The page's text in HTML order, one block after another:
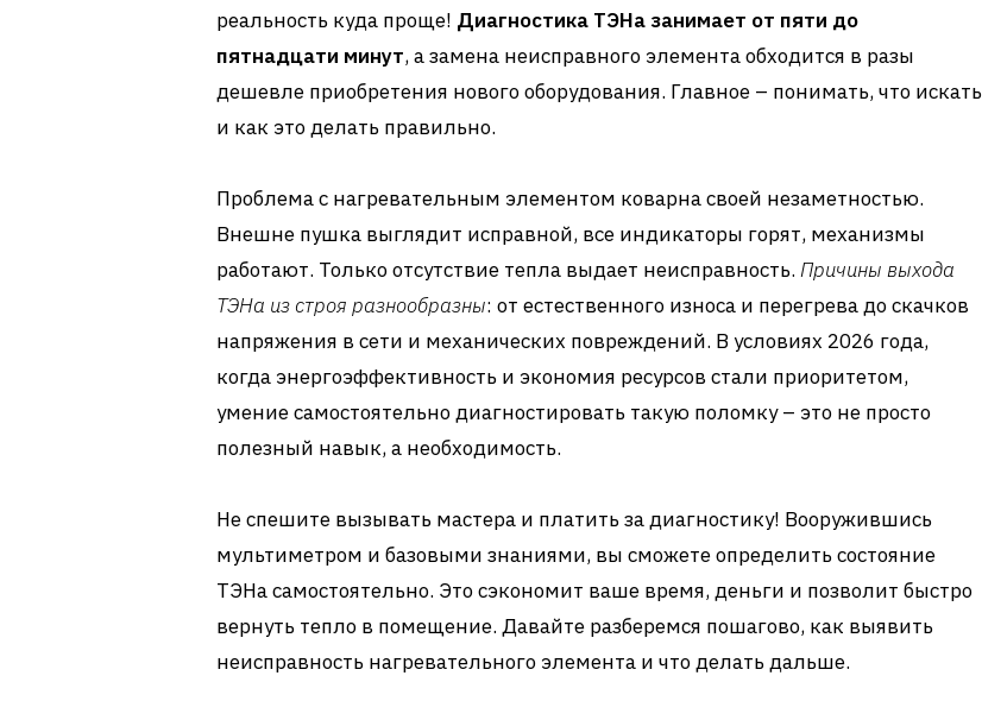
реальность куда проще! Диагностика ТЭНа занимает от пяти до
пятнадцати минут, а замена неисправного элемента обходится в разы
дешевле приобретения нового оборудования. Главное – понимать, что искать
и как это делать правильно.
Проблема с нагревательным элементом коварна своей незаметностью.
Внешне пушка выглядит исправной, все индикаторы горят, механизмы
работают. Только отсутствие тепла выдает неисправность. Причины выхода
ТЭНа из строя разнообразны: от естественного износа и перегрева до скачков
напряжения в сети и механических повреждений. В условиях 2026 года,
когда энергоэффективность и экономия ресурсов стали приоритетом,
умение самостоятельно диагностировать такую поломку – это не просто
полезный навык, а необходимость.
Не спешите вызывать мастера и платить за диагностику! Вооружившись
мультиметром и базовыми знаниями, вы сможете определить состояние
ТЭНа самостоятельно. Это сэкономит ваше время, деньги и позволит быстро
вернуть тепло в помещение. Давайте разберемся пошагово, как выявить
неисправность нагревательного элемента и что делать дальше.